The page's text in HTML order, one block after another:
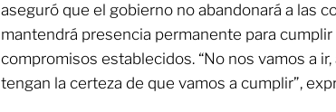
aseguró que el gobierno no abandonará a las
mantendrá presencia permanente para cumplir
compromisos establecidos. “No nos vamos a
tengan la certeza de que vamos a cumplir”,